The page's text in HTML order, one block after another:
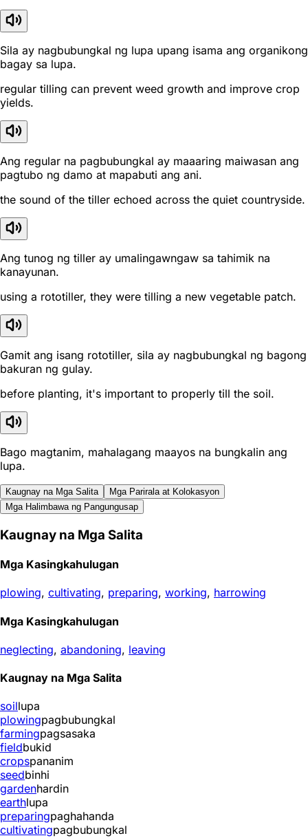
Sila ay nagbubungkal ng lupa upang isama ang organikong
bagay sa lupa.
regular tilling can prevent weed growth and improve crop
yields.
Ang regular na pagbubungkal ay maaaring maiwasan ang
pagtubo ng damo at mapabuti ang ani.
the sound of the tiller echoed across the quiet countryside.
Ang tunog ng tiller ay umalingawngaw sa tahimik na
kanayunan.
using a rototiller, they were tilling a new vegetable patch.
Gamit ang isang rototiller, sila ay nagbubungkal ng bagong
bakuran ng gulay.
before planting, it's important to properly till the soil.
Bago magtanim, mahalagang maayos na bungkalin ang
lupa.
Kaugnay na Mga Salita
Mga Parirala at Kolokasyon
Mga Halimbawa ng Pangungusap
Kaugnay na Mga Salita
Mga Kasingkahulugan
plowing, cultivating, preparing, working, harrowing
Mga Kasingkahulugan
neglecting, abandoning, leaving
Kaugnay na Mga Salita
soillupa
plowingpagbubungkal
farmingpagsasaka
fieldbukid
cropspananim
seedbinhi
gardenhardin
earthlupa
preparingpaghahanda
cultivatingpagbubungkal